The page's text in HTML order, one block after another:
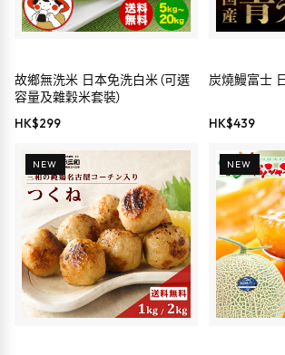
故鄉無洗米 日本免洗白米（可選
容量及雜穀米套裝）
HK$299
炭燒鰻富士
HK$439
NEW NEW